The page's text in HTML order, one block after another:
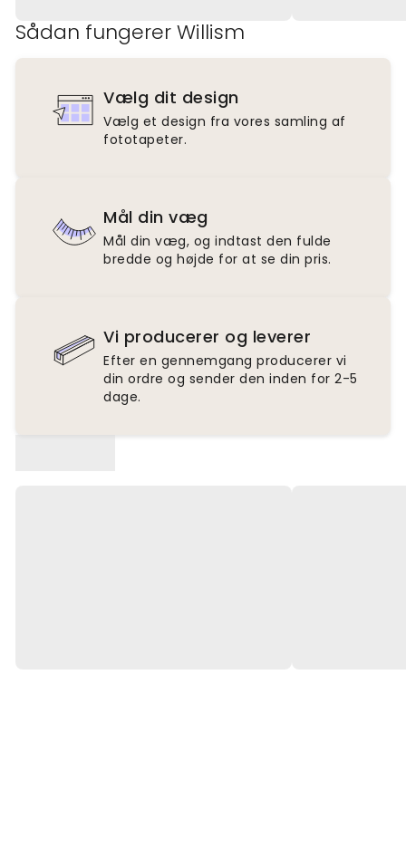
Sådan fungerer Willism
Vælg dit design
Vælg et design fra vores samling af
fototapeter.
Mål din væg
Mål din væg, og indtast den fulde
bredde og højde for at se din pris.
Vi producerer og leverer
Efter en gennemgang producerer vi
din ordre og sender den inden for 2-5
dage.